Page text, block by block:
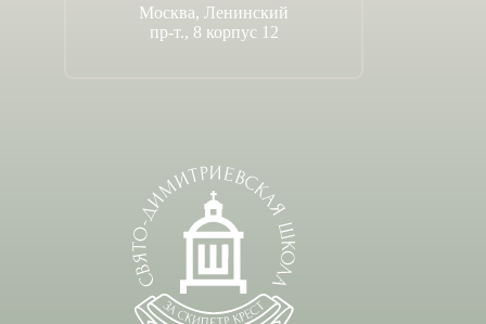
Москва, Ленинский
пр-т., 8 корпус 12